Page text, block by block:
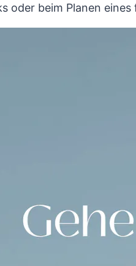
oder beim Planen